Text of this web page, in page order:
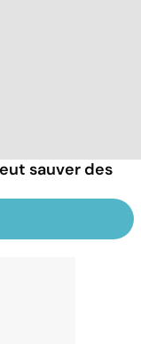
sauver des